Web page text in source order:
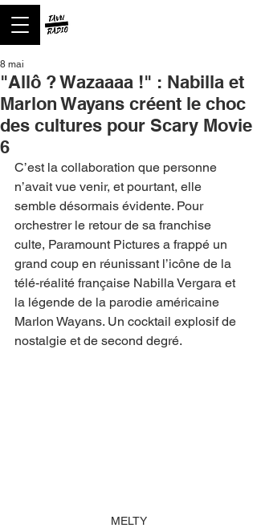
"Allô ? Wazaaaa !" : Nabilla et
Marlon Wayans créent le choc
des cultures pour Scary Movie
6
8 mai
C’est la collaboration que personne
n’avait vue venir, et pourtant, elle
semble désormais évidente. Pour
orchestrer le retour de sa franchise
culte, Paramount Pictures a frappé un
grand coup en réunissant l’icône de la
télé-réalité française Nabilla Vergara et
la légende de la parodie américaine
Marlon Wayans. Un cocktail explosif de
nostalgie et de second degré.
MELTY